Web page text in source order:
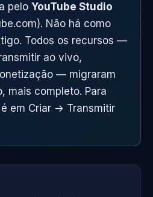
pelo YouTube Studio
Não há como
Todos os recursos —
ao vivo,
— migraram
mais completo. Para
em Criar → Transmitir